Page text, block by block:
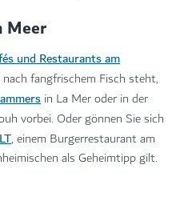
Meer
und Restaurants am
fangfrischem Fisch steht,
in La Mer oder in der
vorbei. Oder gönnen Sie sich
, einem Burgerrestaurant am
als Geheimtipp gilt.